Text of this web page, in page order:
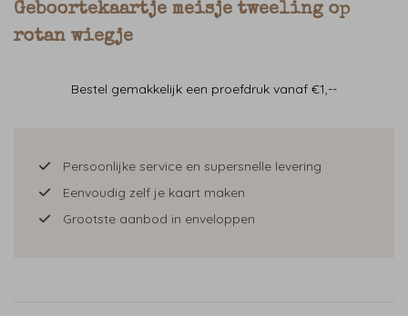
Geboortekaartje meisje tweeling op
rotan wiegje
Bestel gemakkelijk een proefdruk vanaf €1,--
Persoonlijke service en supersnelle levering
Eenvoudig zelf je kaart maken
Grootste aanbod in enveloppen